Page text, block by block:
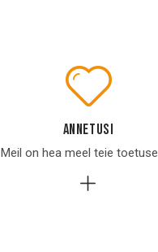
annetusi
Meil on hea meel teie